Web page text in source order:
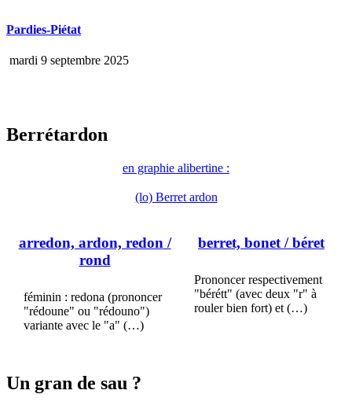
Pardies-Piétat
mardi 9 septembre 2025
Berrétardon
en graphie alibertine :
(lo) Berret ardon
arredon, ardon, redon /
rond
féminin : redona (prononcer
"rédoune" ou "rédouno")
variante avec le "a" (…)
berret, bonet / béret
Prononcer respectivement
"bérétt" (avec deux "r" à
rouler bien fort) et (…)
Un gran de sau ?